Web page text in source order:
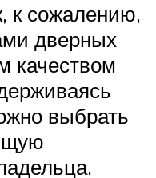
к сожалению,
дверных
качеством
выбрать